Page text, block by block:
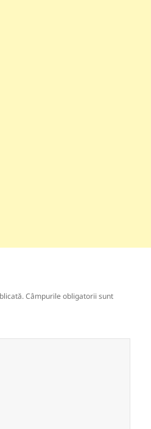
Câmpurile obligatorii sunt